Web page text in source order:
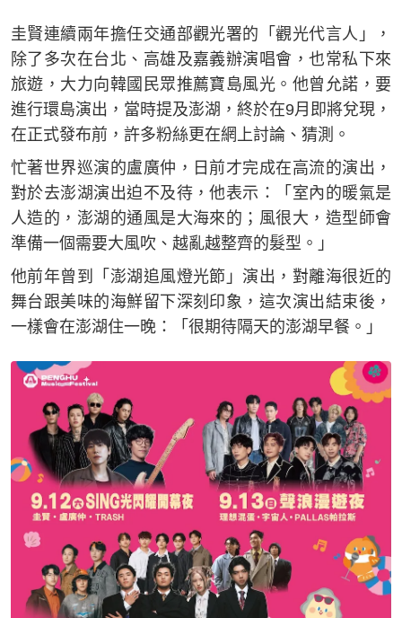
圭賢連續兩年擔任交通部觀光署的「觀光代言人」，
除了多次在台北、高雄及嘉義辦演唱會，也常私下來
旅遊，大力向韓國民眾推薦寶島風光。他曾允諾，要
進行環島演出，當時提及澎湖，終於在9月即將兌現，
在正式發布前，許多粉絲更在網上討論、猜測。
忙著世界巡演的盧廣仲，日前才完成在高流的演出，
對於去澎湖演出迫不及待，他表示：「室內的暖氣是
人造的，澎湖的通風是大海來的；風很大，造型師會
準備一個需要大風吹、越亂越整齊的髮型。」
他前年曾到「澎湖追風燈光節」演出，對離海很近的
舞台跟美味的海鮮留下深刻印象，這次演出結束後，
一樣會在澎湖住一晚：「很期待隔天的澎湖早餐。」